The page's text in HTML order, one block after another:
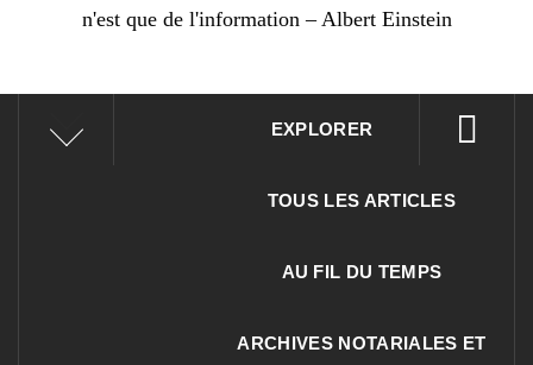
n'est que de l'information – Albert Einstein
EXPLORER
TOUS LES ARTICLES
AU FIL DU TEMPS
ARCHIVES NOTARIALES ET